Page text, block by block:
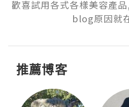
歡喜試用各式各樣美容產
blog原因就
推薦博客